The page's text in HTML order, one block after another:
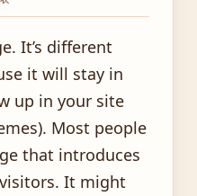
It’s different
it will stay in
up in your site
Most people
that introduces
It might